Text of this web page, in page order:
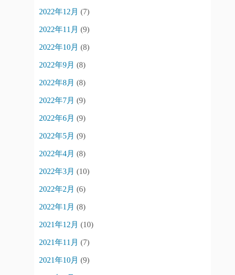
2022年12月 (7)
2022年11月 (9)
2022年10月 (8)
2022年9月 (8)
2022年8月 (8)
2022年7月 (9)
2022年6月 (9)
2022年5月 (9)
2022年4月 (8)
2022年3月 (10)
2022年2月 (6)
2022年1月 (8)
2021年12月 (10)
2021年11月 (7)
2021年10月 (9)